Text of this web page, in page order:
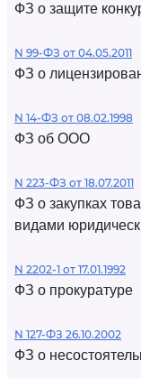
ФЗ о защите
N 99-ФЗ от 04.05.2011
ФЗ о
N 14-ФЗ от 08.02.1998
ФЗ об ООО
N 223-ФЗ от 18.07.2011
ФЗ о закупках
видами
N 2202-1 от 17.01.1992
ФЗ о прокуратуре
N 127-ФЗ 26.10.2002
ФЗ о